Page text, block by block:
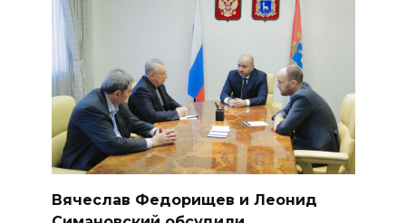
Вячеслав Федорищев и Леонид